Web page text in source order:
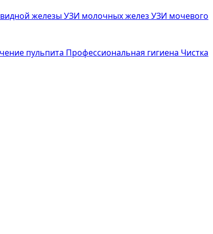
железыУЗИ молочных желез УЗИ мочевого
пульпита Профессиональная гигиена Чистка